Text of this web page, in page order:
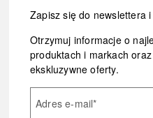
Zapisz się do newslettera
Otrzymuj informacje o
produktach i markach
ekskluzywne oferty.
Adres e-mail*